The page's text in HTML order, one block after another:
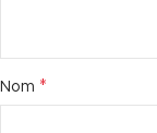
Nom *